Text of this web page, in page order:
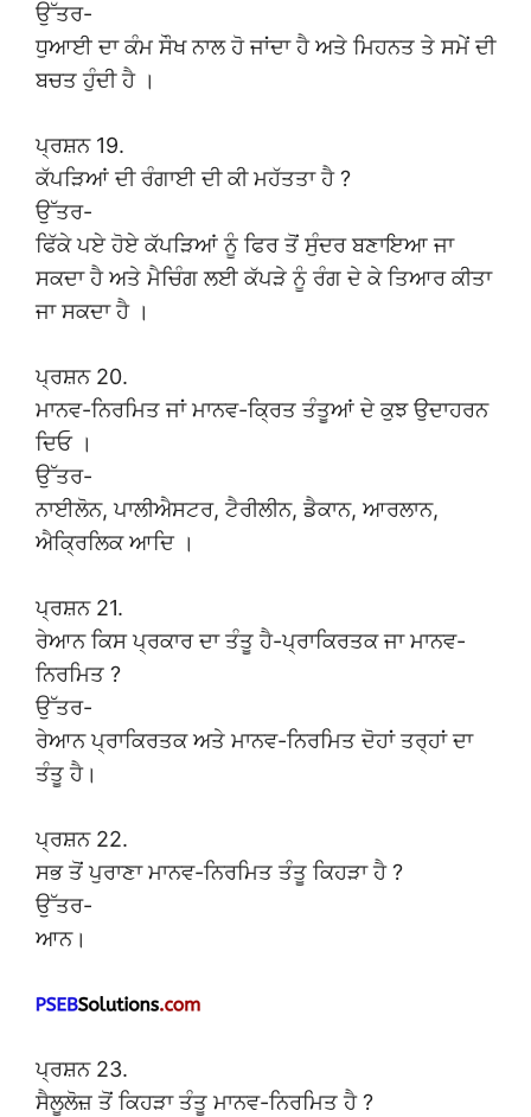
ਉੱਤਰ-
ਧੁਆਈ ਦਾ ਕੰਮ ਸੌਖ ਨਾਲ ਹੋ ਜਾਂਦਾ ਹੈ ਅਤੇ ਮਿਹਨਤ ਤੇ ਸਮੇਂ ਦੀ
ਬਚਤ ਹੁੰਦੀ ਹੈ ।
ਪ੍ਰਸ਼ਨ 19.
ਕੱਪੜਿਆਂ ਦੀ ਰੰਗਾਈ ਦੀ ਕੀ ਮਹੱਤਤਾ ਹੈ ?
ਉੱਤਰ-
ਫਿੱਕੇ ਪਏ ਹੋਏ ਕੱਪੜਿਆਂ ਨੂੰ ਫਿਰ ਤੋਂ ਸੁੰਦਰ ਬਣਾਇਆ ਜਾ
ਸਕਦਾ ਹੈ ਅਤੇ ਮੈਚਿੰਗ ਲਈ ਕੱਪੜੇ ਨੂੰ ਰੰਗ ਦੇ ਕੇ ਤਿਆਰ ਕੀਤਾ
ਜਾ ਸਕਦਾ ਹੈ ।
ਪ੍ਰਸ਼ਨ 20.
ਮਾਨਵ-ਨਿਰਮਿਤ ਜਾਂ ਮਾਨਵ-ਕ੍ਰਿਤ ਤੰਤੂਆਂ ਦੇ ਕੁਝ ਉਦਾਹਰਨ
ਦਿਓ ।
ਉੱਤਰ-
ਨਾਈਲੋਨ, ਪਾਲੀਐਸਟਰ, ਟੈਰੀਲੀਨ, ਡੈਕਾਨ, ਆਰਲਾਨ,
ਐਕ੍ਰਿਲਿਕ ਆਦਿ ।
ਪ੍ਰਸ਼ਨ 21.
ਰੇਆਨ ਕਿਸ ਪ੍ਰਕਾਰ ਦਾ ਤੰਤੂ ਹੈ-ਪ੍ਰਾਕਿਰਤਕ ਜਾ ਮਾਨਵ-
ਨਿਰਮਿਤ ?
ਉੱਤਰ-
ਰੇਆਨ ਪ੍ਰਾਕਿਰਤਕ ਅਤੇ ਮਾਨਵ-ਨਿਰਮਿਤ ਦੋਹਾਂ ਤਰ੍ਹਾਂ ਦਾ
ਤੰਤੂ ਹੈ।
ਪ੍ਰਸ਼ਨ 22.
ਸਭ ਤੋਂ ਪੁਰਾਣਾ ਮਾਨਵ-ਨਿਰਮਿਤ ਤੰਤੂ ਕਿਹੜਾ ਹੈ ?
ਉੱਤਰ-
ਆਨ।
ਪ੍ਰਸ਼ਨ 23.
ਸੈਲੂਲੋਜ਼ ਤੋਂ ਕਿਹੜਾ ਤੰਤੂ ਮਾਨਵ-ਨਿਰਮਿਤ ਹੈ ?